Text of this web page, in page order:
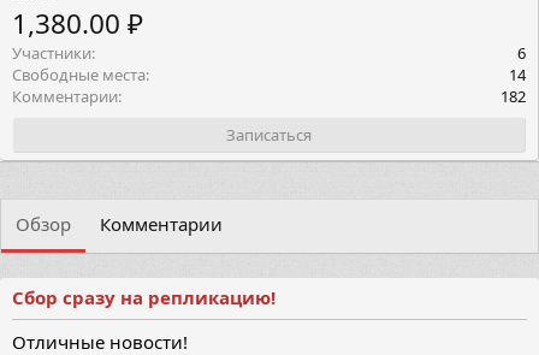
1,380.00 ₽
Участники
6
Свободные места
14
Комментарии
182
Записаться
Обзор Комментарии
Сбор сразу на репликацию!
Отличные новости!